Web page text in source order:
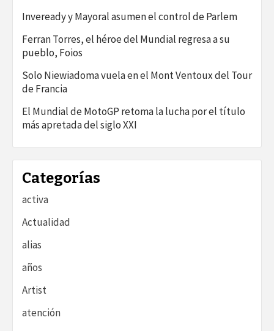
Inveready y Mayoral asumen el control de Parlem
Ferran Torres, el héroe del Mundial regresa a su
pueblo, Foios
Solo Niewiadoma vuela en el Mont Ventoux del Tour
de Francia
El Mundial de MotoGP retoma la lucha por el título
más apretada del siglo XXI
Categorías
activa
Actualidad
alias
años
Artist
atención